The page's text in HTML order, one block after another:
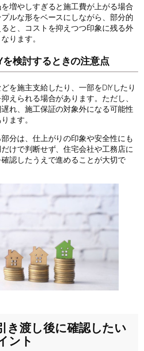
増やしすぎると施工費が上がる場合
ルな形をベースにしながら、部分的
と、コストを抑えつつ印象に残る外
ります。
検討するときの注意点
を施主支給したり、一部をDIYしたり
えられる場合があります。ただし、
れ、施工保証の対象外になる可能性
ます。
分は、仕上がりの印象や安全性にも
けで判断せず、住宅会社や工務店に
認したうえで進めることが大切で
き渡し後に確認したい
ント